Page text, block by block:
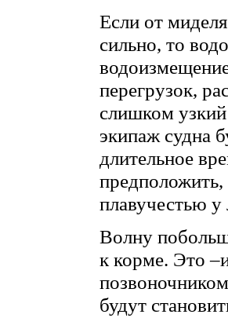
Если от
сильно, то
перегрузок,
слишком
экипаж судна
длительное
предположить,
плавучестью
Волну
к корме. Это
будут